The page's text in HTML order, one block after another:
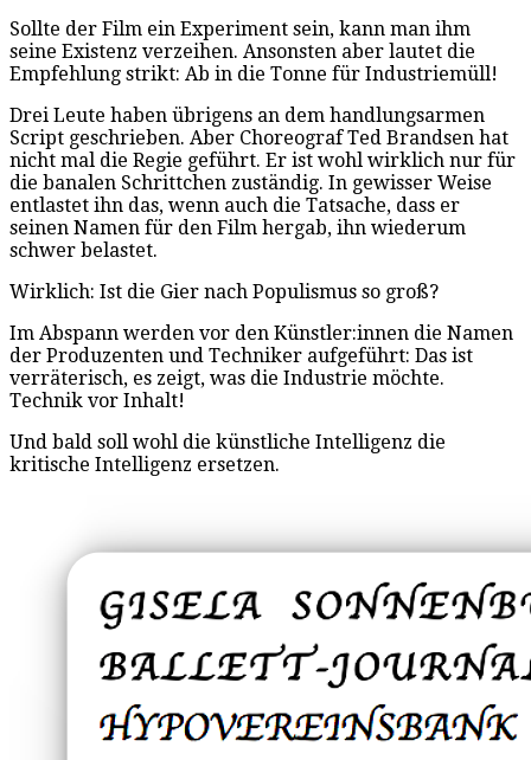
Sollte der Film ein Experiment sein, kann man ihm
seine Existenz verzeihen. Ansonsten aber lautet die
Empfehlung strikt: Ab in die Tonne für Industriemüll!
Drei Leute haben übrigens an dem handlungsarmen
Script geschrieben. Aber Choreograf Ted Brandsen hat
nicht mal die Regie geführt. Er ist wohl wirklich nur für
die banalen Schrittchen zuständig. In gewisser Weise
entlastet ihn das, wenn auch die Tatsache, dass er
seinen Namen für den Film hergab, ihn wiederum
schwer belastet.
Wirklich: Ist die Gier nach Populismus so groß?
Im Abspann werden vor den Künstler:innen die Namen
der Produzenten und Techniker aufgeführt: Das ist
verräterisch, es zeigt, was die Industrie möchte.
Technik vor Inhalt!
Und bald soll wohl die künstliche Intelligenz die
kritische Intelligenz ersetzen.